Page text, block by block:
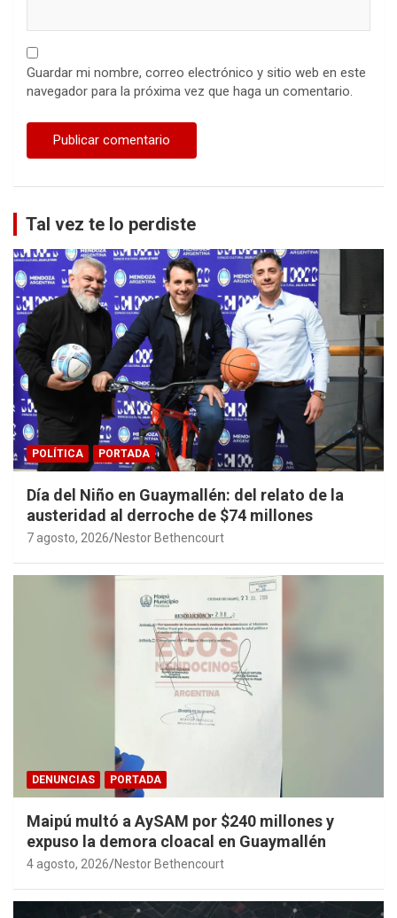
Guardar mi nombre, correo electrónico y sitio web en este
navegador para la próxima vez que haga un comentario.
Tal vez te lo perdiste
POLÍTICA PORTADA
Día del Niño en Guaymallén: del relato de la
austeridad al derroche de $74 millones
7 agosto, 2026 Nestor Bethencourt
DENUNCIAS PORTADA
Maipú multó a AySAM por $240 millones y
expuso la demora cloacal en Guaymallén
4 agosto, 2026 Nestor Bethencourt